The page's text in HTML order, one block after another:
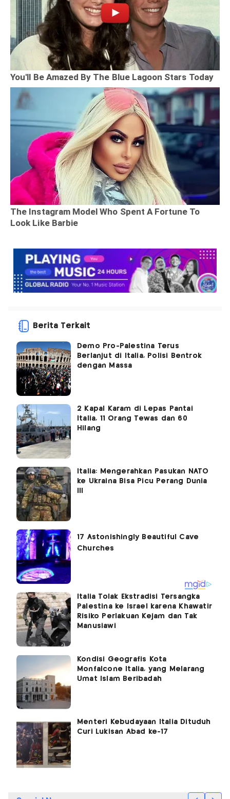
Berita Terkait
Demo Pro-Palestina Terus
Berlanjut di Italia, Polisi Bentrok
dengan Massa
2 Kapal Karam di Lepas Pantai
Italia, 11 Orang Tewas dan 60
Hilang
Italia: Mengerahkan Pasukan NATO
ke Ukraina Bisa Picu Perang Dunia
Italia Tolak Ekstradisi Tersangka
Palestina ke Israel karena Khawatir
Risiko Perlakuan Kejam dan Tak
Manusiawi
Kondisi Geografis Kota
Monfalcone Italia, yang Melarang
Umat Islam Beribadah
Menteri Kebudayaan Italia Dituduh
Curi Lukisan Abad ke-17